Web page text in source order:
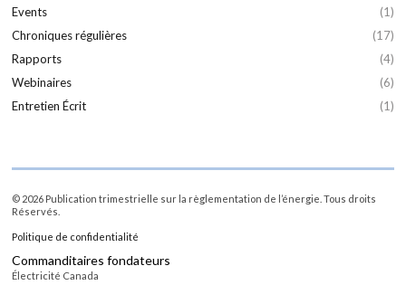
Events
(1)
Chroniques régulières
(17)
Rapports
(4)
Webinaires
(6)
Entretien Écrit
(1)
© 2026 Publication trimestrielle sur la règlementation de l’énergie. Tous droits
Réservés.
Politique de confidentialité
Commanditaires fondateurs
Électricité Canada